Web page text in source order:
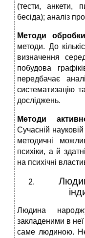
(тести, анкети,
бесіда); аналіз
Методи
методи. До
визначення
побудова
передбачає
систематизацію
досліджень.
Методи
Сучасній
методичні
психіки, а й
на психічні
Людина
закладеними в
саме людиною.